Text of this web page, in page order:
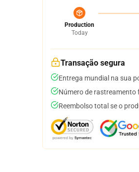
Production
Today
Transação segura
Entrega mundial na sua
Número de
Reembolso total se o